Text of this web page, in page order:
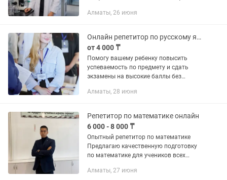
ПЕРВЫЙ УРОК! 🎁 СКИДКА 10% ПРИ
лучшее время для...
Алматы, 26 июня
Онлайн репетитор по русскому языку и литературе
от 4 000 ₸
Помогу вашему ребенку повысить
успеваемость по предмету и сдать
экзамены на высокие баллы без
комфортном онлайн-формате. 1–4
грамотности,...
Алматы, 28 июня
Репетитор по математике онлайн
6 000 - 8 000 ₸
Опытный репетитор по математике
Предлагаю качественную подготовку
по математике для учеников всех
вашему ребенку уверенно войти в
Алматы, 27 июня